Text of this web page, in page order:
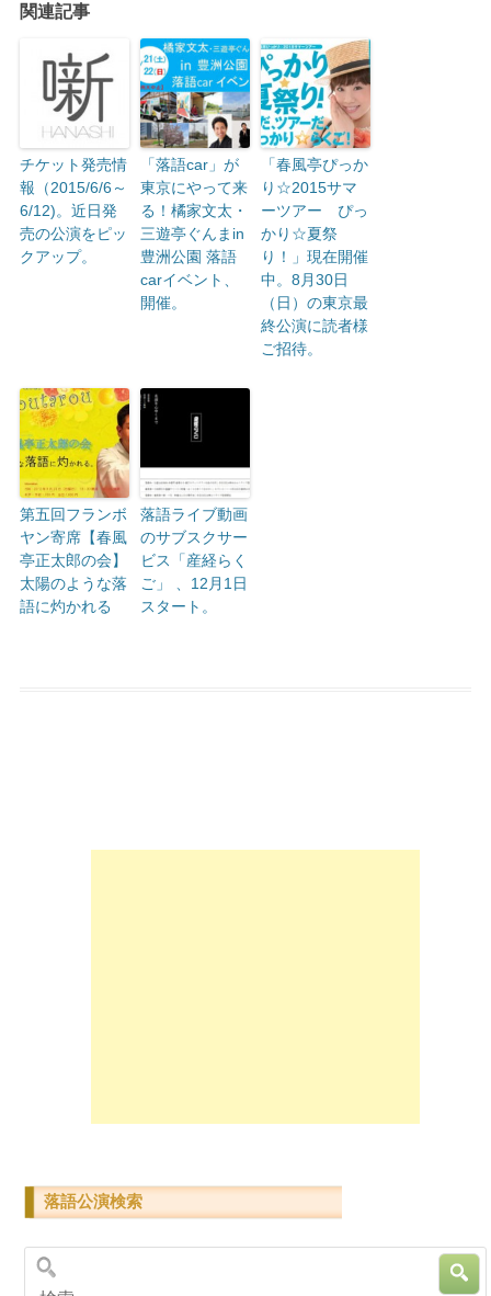
関連記事
チケット発売情
報（2015/6/6～
6/12)。近日発
売の公演をピッ
クアップ。
「落語car」が
東京にやって来
る！橘家文太・
三遊亭ぐんまin
豊洲公園 落語
carイベント、
開催。
「春風亭ぴっか
り☆2015サマ
ーツアー ぴっ
かり☆夏祭
り！」現在開催
中。8月30日
（日）の東京最
終公演に読者様
ご招待。
第五回フランボ
ヤン寄席【春風
亭正太郎の会】
太陽のような落
語に灼かれる
落語ライブ動画
のサブスクサー
ビス「産経らく
ご」 、12月1日
スタート。
落語公演検索